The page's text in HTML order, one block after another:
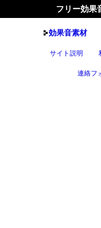
フリー効
効果音素材
サイト説明
連絡フ